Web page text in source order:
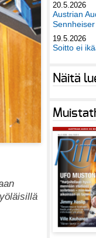
20.5.2026
Austrian
19.5.2026
Soitto ei
Näitä